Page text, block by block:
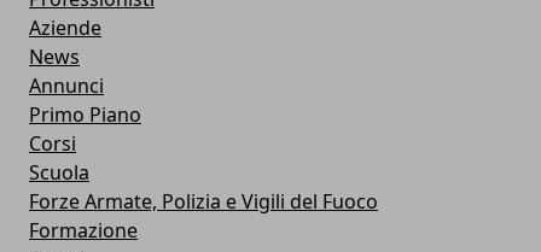
Aziende
News
Annunci
Primo Piano
Corsi
Scuola
Forze Armate, Polizia e Vigili del Fuoco
Formazione